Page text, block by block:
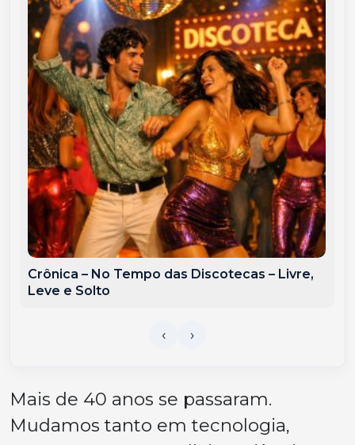
Crônica – No Tempo das Discotecas – Livre,
Leve e Solto
Mais de 40 anos se passaram.
Mudamos tanto em tecnologia,